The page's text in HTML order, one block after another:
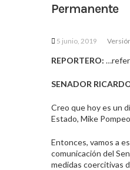
Permanente
5 junio, 2019
REPORTERO:
SENADOR
Creo que hoy es un
Estado, Mike
Entonces, vamos a
comunicación del
medidas coercitivas